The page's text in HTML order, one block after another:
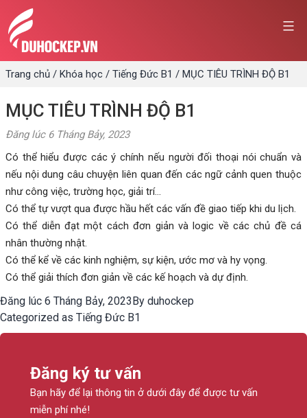
Skip
to
content
Trang chủ / Khóa học / Tiếng Đức B1 / MỤC TIÊU TRÌNH ĐỘ B1
MỤC TIÊU TRÌNH ĐỘ B1
Đăng lúc 6 Tháng Bảy, 2023
Có thể hiểu được các ý chính nếu người đối thoại nói chuẩn và
nếu nội dung câu chuyện liên quan đến các ngữ cảnh quen thuộc
như công việc, trường học, giải trí…
Có thể tự vượt qua được hầu hết các vấn đề giao tiếp khi du lịch.
Có thể diễn đạt một cách đơn giản và logic về các chủ đề cá
nhân thường nhật.
Có thể kể về các kinh nghiệm, sự kiện, ước mơ và hy vọng.
Có thể giải thích đơn giản về các kế hoạch và dự định.
Đăng lúc 6 Tháng Bảy, 2023By duhockep
Categorized as Tiếng Đức B1
Đăng ký tư vấn
Bạn hãy để lại thông tin ở dưới đây để được tư vấn
miễn phí nhé!